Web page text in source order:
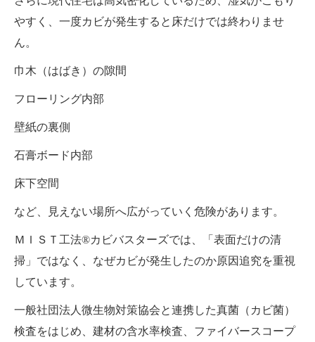
やすく、一度カビが発生すると床だけでは終わりませ
ん。
巾木（はばき）の隙間
フローリング内部
壁紙の裏側
石膏ボード内部
床下空間
など、見えない場所へ広がっていく危険があります。
ＭＩＳＴ工法®カビバスターズでは、「表面だけの清
掃」ではなく、なぜカビが発生したのか原因追究を重視
しています。
一般社団法人微生物対策協会と連携した真菌（カビ菌）
検査をはじめ、建材の含水率検査、ファイバースコープ